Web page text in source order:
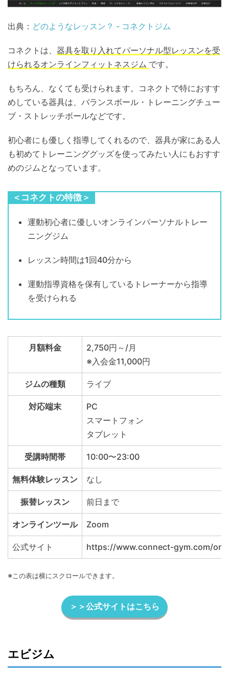
出典： どのようなレッスン？ - コネクトジム
コネクトは、 器具を取り入れてパーソナル型レッスンを受
けられるオンラインフィットネスジム です。
もちろん、なくても受けられます。コネクトで特におすす
めしている器具は、バランスボール・トレーニングチュー
ブ・ストレッチボールなどです。
初心者にも優しく指導してくれるので、器具が家にある人
も初めてトレーニンググッズを使ってみたい人にもおすす
めのジムとなっています。
＜コネクトの特徴＞
運動初心者に優しいオンラインパーソナルトレー
ニングジム
レッスン時間は1回40分から
運動指導資格を保有しているトレーナーから指導
を受けられる
月額料金
2,750円～/月
※入会金11,000円
ジムの種類 ライブ
対応端末
PC
スマートフォン
タブレット
受講時間帯 10:00〜23:00
無料体験レッスン なし
振替レッスン 前日まで
オンラインツール Zoom
公式サイト https://www.connect-gym.com/
※この表は横にスクロールできます。
＞＞公式サイトはこちら
エビジム